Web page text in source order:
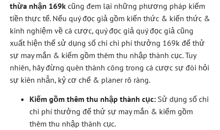
thừa nhận 169k cũng đem lại những phương pháp kiếm
tiền thực tế. Nếu quý đọc giả gồm kiến thức & kiến thức &
kinh nghiệm về cá cược, quý đọc giả quý đọc giả cũng
xuất hiện thể sử dụng số chi chi phí thưởng 169k để thử
sự may mắn & kiếm gồm thêm thu nhập thành cục. Tuy
nhiên, hãy đừng quên thành công trong cá cược sự đòi hỏi
sự kiên nhẫn, kỷ cơ chế & planer rõ ràng.
Kiếm gồm thêm thu nhập thành cục: Sử dụng số chi
chi phí thưởng để thử sự may mắn & kiếm gồm
thêm thu nhập thành cục.